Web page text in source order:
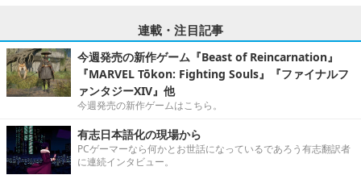
連載・注目記事
今週発売の新作ゲーム『Beast of Reincarnation』
『MARVEL Tōkon: Fighting Souls』『ファイナルフ
ァンタジーXIV』他
今週発売の新作ゲームはこちら。
有志日本語化の現場から
PCゲーマーなら何かとお世話になっているであろう有志翻訳者
に連続インタビュー。